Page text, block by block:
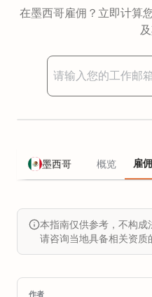
在墨西哥雇佣？立即计算
墨西哥 概览 雇
本指南仅供参考，不构成
请咨询当地具备相关资质
作者